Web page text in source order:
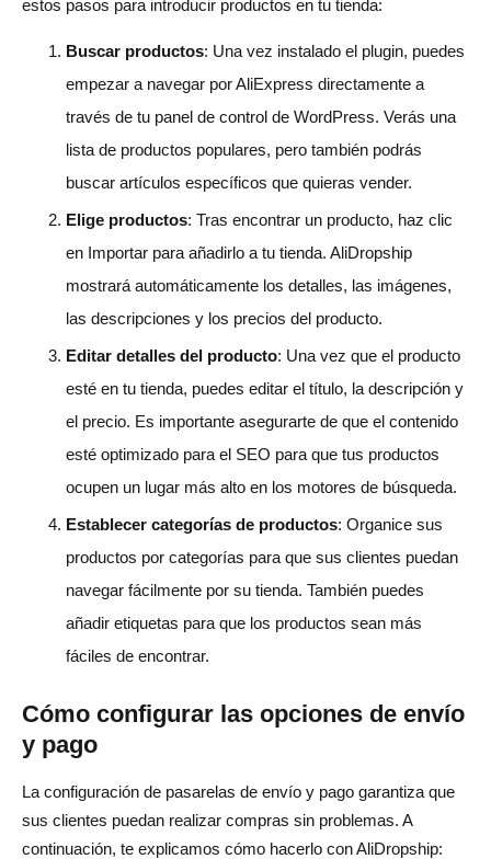
estos pasos para introducir productos en tu tienda:
Buscar productos: Una vez instalado el plugin, puedes
empezar a navegar por AliExpress directamente a
través de tu panel de control de WordPress. Verás una
lista de productos populares, pero también podrás
buscar artículos específicos que quieras vender.
Elige productos: Tras encontrar un producto, haz clic
en Importar para añadirlo a tu tienda. AliDropship
mostrará automáticamente los detalles, las imágenes,
las descripciones y los precios del producto.
Editar detalles del producto: Una vez que el producto
esté en tu tienda, puedes editar el título, la descripción y
el precio. Es importante asegurarte de que el contenido
esté optimizado para el SEO para que tus productos
ocupen un lugar más alto en los motores de búsqueda.
Establecer categorías de productos: Organice sus
productos por categorías para que sus clientes puedan
navegar fácilmente por su tienda. También puedes
añadir etiquetas para que los productos sean más
fáciles de encontrar.
Cómo configurar las opciones de envío
y pago
La configuración de pasarelas de envío y pago garantiza que
sus clientes puedan realizar compras sin problemas. A
continuación, te explicamos cómo hacerlo con AliDropship: